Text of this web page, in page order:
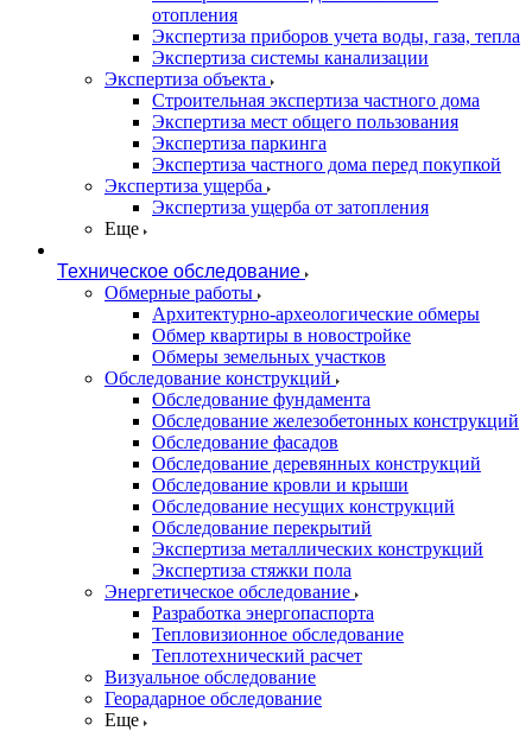
отопления
Экспертиза приборов учета воды, газа, тепла
Экспертиза системы канализации
Экспертиза объекта
Строительная экспертиза частного дома
Экспертиза мест общего пользования
Экспертиза паркинга
Экспертиза частного дома перед покупкой
Экспертиза ущерба
Экспертиза ущерба от затопления
Еще
Техническое обследование
Обмерные работы
Архитектурно-археологические обмеры
Обмер квартиры в новостройке
Обмеры земельных участков
Обследование конструкций
Обследование фундамента
Обследование железобетонных конструкций
Обследование фасадов
Обследование деревянных конструкций
Обследование кровли и крыши
Обследование несущих конструкций
Обследование перекрытий
Экспертиза металлических конструкций
Экспертиза стяжки пола
Энергетическое обследование
Разработка энергопаспорта
Тепловизионное обследование
Теплотехнический расчет
Визуальное обследование
Георадарное обследование
Еще